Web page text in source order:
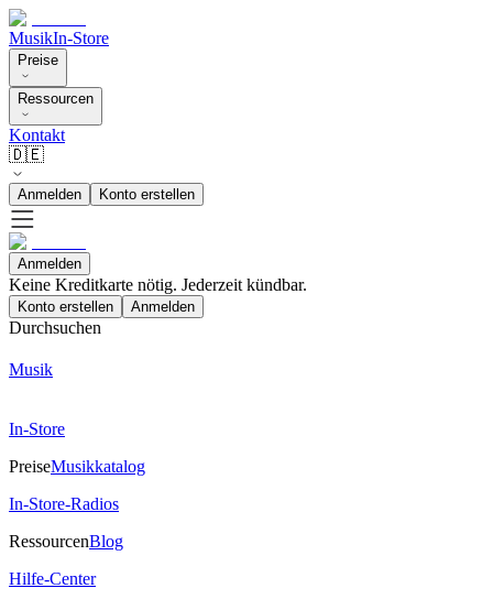
MusikIn-Store
Preise
Ressourcen
Kontakt
🇩🇪
Anmelden Konto erstellen
Anmelden
Keine Kreditkarte nötig. Jederzeit kündbar.
Konto erstellen Anmelden
Durchsuchen
Musik
In-Store
PreiseMusikkatalog
In-Store-Radios
RessourcenBlog
Hilfe-Center